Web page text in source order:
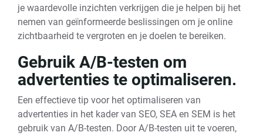
je waardevolle inzichten verkrijgen die je helpen bij het
nemen van geïnformeerde beslissingen om je online
zichtbaarheid te vergroten en je doelen te bereiken.
Gebruik A/B-testen om
advertenties te optimaliseren.
Een effectieve tip voor het optimaliseren van
advertenties in het kader van SEO, SEA en SEM is het
gebruik van A/B-testen. Door A/B-testen uit te voeren,